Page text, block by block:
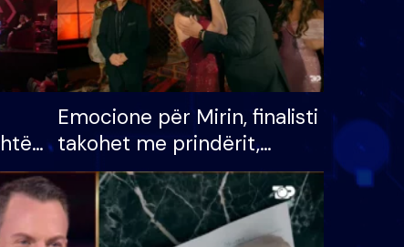
për
Emocione për Mirin, finalisti
takohet me prindërit,
vajzën dhe bashkëshorten:
S’kemi ndonjë letër divorci
apo jo?